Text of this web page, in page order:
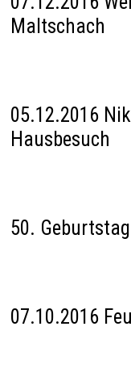
Maltschach
05.12.2016
Hausbesuch
50.
07.10.2016